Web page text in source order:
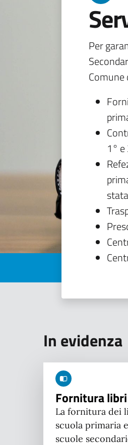
Per
Comune
1°
In evidenza
Fornitura
La fornitura dei
scuola primaria
scuole